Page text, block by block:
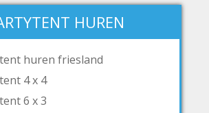
HUREN
huren friesland
4 x 4
6 x 3